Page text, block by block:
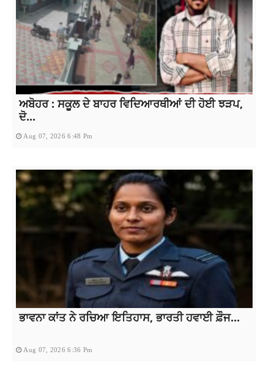
ਅਬੋਹਰ : ਸਕੂਲ ਦੇ ਬਾਹਰ ਵਿਦਿਆਰਥੀਆਂ ਦੀ ਹੋਈ ਝੜਪ,
ਦੋ...
Aug 07, 2026 6:48 Pm
ਭਾਵਨਾ ਕਾਂਤ ਨੇ ਰਚਿਆ ਇਤਿਹਾਸ, ਭਾਰਤੀ ਹਵਾਈ ਫ਼ੌਜ...
Aug 07, 2026 6:36 Pm